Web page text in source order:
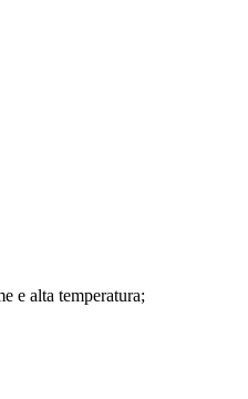
e alta temperatura;